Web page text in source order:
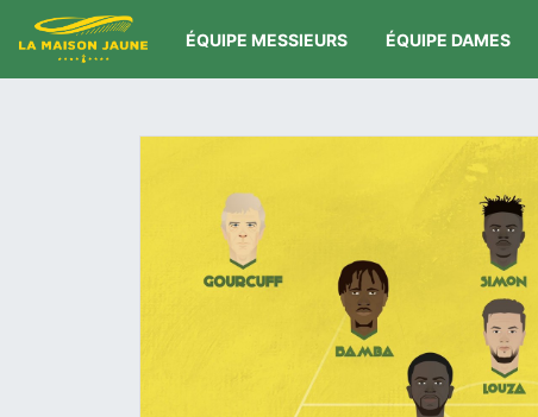
ÉQUIPE MESSIEURS ÉQUIPE DAMES